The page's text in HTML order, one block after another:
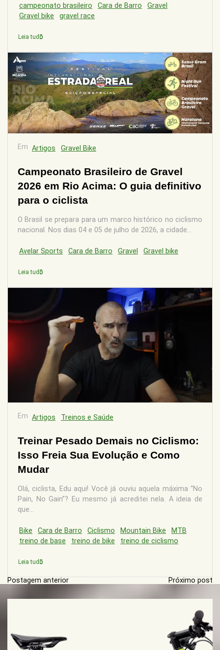
campeonato brasileiro
Cara de Barro
Gravel
Gravel bike
gravel race
Leia tudo
Em Artigos Gravel Bike
Campeonato Brasileiro de Gravel
2026 em Rio Acima: O guia definitivo
para o ciclista
O Brasil se prepara para um marco histórico no ciclismo
nacional. Nos dias 04 e 05 de julho de 2026, a cidade...
Avelar Sports Cara de Barro Gravel Gravel bike
Leia tudo
Em Artigos Treinos e Saúde
Treinar Pesado Demais no Ciclismo:
Isso Freia Sua Evolução e Como
Mudar
Olá, ciclista, Edu aqui! Você já ouviu aquela máxima “No
Pain, No Gain”? Eu mesmo já acreditei nela. A ideia de
que...
Bike Cara de Barro Ciclismo Mountain Bike
MTB
treino de base
treino de bike treino de ciclismo
Leia tudo
N
a
e
Postagem anterior Próximo post